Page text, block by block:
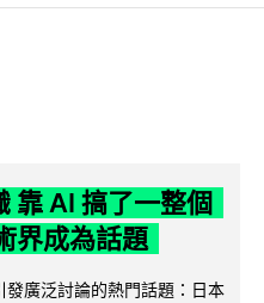
靠 AI 搞了一整個
界成為話題
廣泛討論的熱門話題：日本